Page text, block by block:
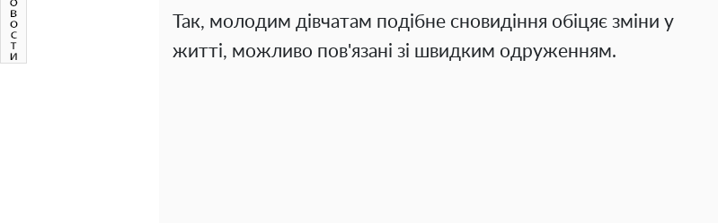
Так, молодим дівчатам подібне сновидіння обіцяє зміни у
житті, можливо пов'язані зі швидким одруженням.